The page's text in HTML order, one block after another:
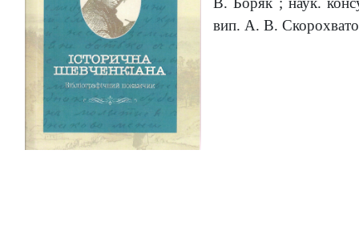
вип. А. В.